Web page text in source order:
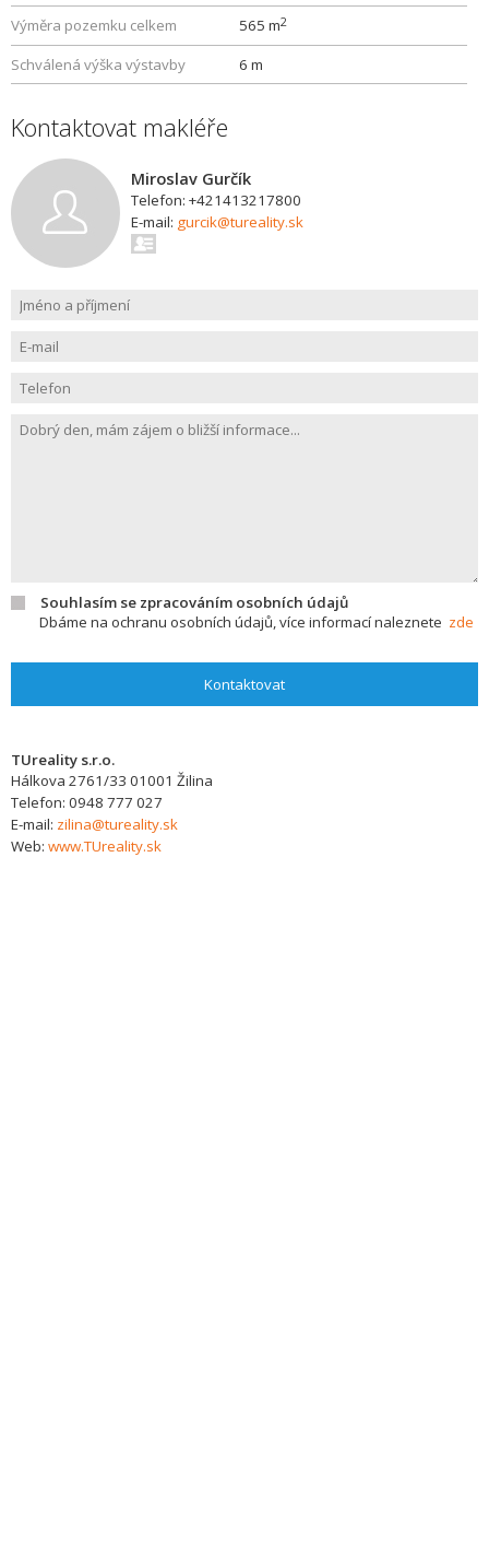
Výměra pozemku celkem
565 m2
Schválená výška výstavby 6 m
Kontaktovat makléře
Miroslav Gurčík
Telefon: +421413217800
E-mail: gurcik@tureality.sk
Souhlasím se zpracováním osobních údajů
Dbáme na ochranu osobních údajů, více informací naleznete zde
Kontaktovat
TUreality s.r.o.
Hálkova 2761/33 01001 Žilina
Telefon: 0948 777 027
E-mail: zilina@tureality.sk
Web: www.TUreality.sk